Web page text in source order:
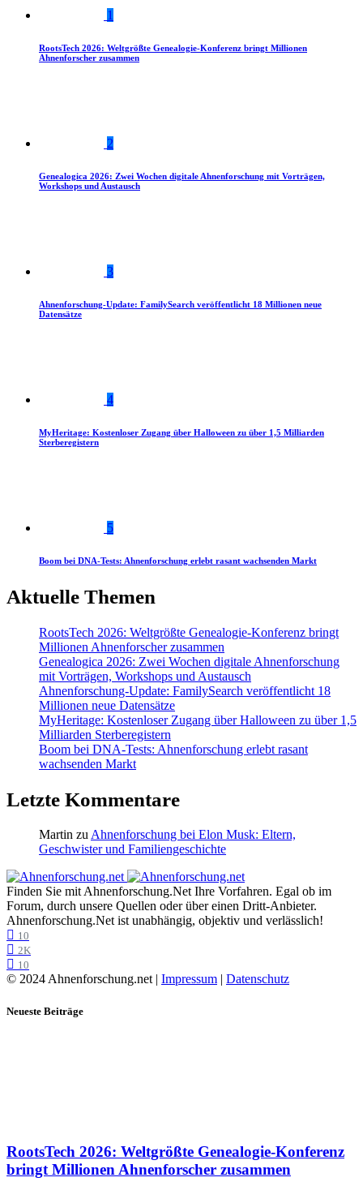
1
RootsTech 2026: Weltgrößte Genealogie-Konferenz bringt Millionen
Ahnenforscher zusammen
2
Genealogica 2026: Zwei Wochen digitale Ahnenforschung mit Vorträgen,
Workshops und Austausch
3
Ahnenforschung-Update: FamilySearch veröffentlicht 18 Millionen neue
Datensätze
4
MyHeritage: Kostenloser Zugang über Halloween zu über 1,5 Milliarden
Sterberegistern
5
Boom bei DNA-Tests: Ahnenforschung erlebt rasant wachsenden Markt
Aktuelle Themen
RootsTech 2026: Weltgrößte Genealogie-Konferenz bringt
Millionen Ahnenforscher zusammen
Genealogica 2026: Zwei Wochen digitale Ahnenforschung
mit Vorträgen, Workshops und Austausch
Ahnenforschung-Update: FamilySearch veröffentlicht 18
Millionen neue Datensätze
MyHeritage: Kostenloser Zugang über Halloween zu über 1,5
Milliarden Sterberegistern
Boom bei DNA-Tests: Ahnenforschung erlebt rasant
wachsenden Markt
Letzte Kommentare
Martin zu Ahnenforschung bei Elon Musk: Eltern,
Geschwister und Familiengeschichte
Finden Sie mit Ahnenforschung.Net Ihre Vorfahren. Egal ob im
Forum, durch unsere Quellen oder über einen Dritt-Anbieter.
Ahnenforschung.Net ist unabhängig, objektiv und verlässlich!
10
2K
10
© 2024 Ahnenforschung.net | Impressum | Datenschutz
Neueste Beiträge
RootsTech 2026: Weltgrößte Genealogie-Konferenz
bringt Millionen Ahnenforscher zusammen